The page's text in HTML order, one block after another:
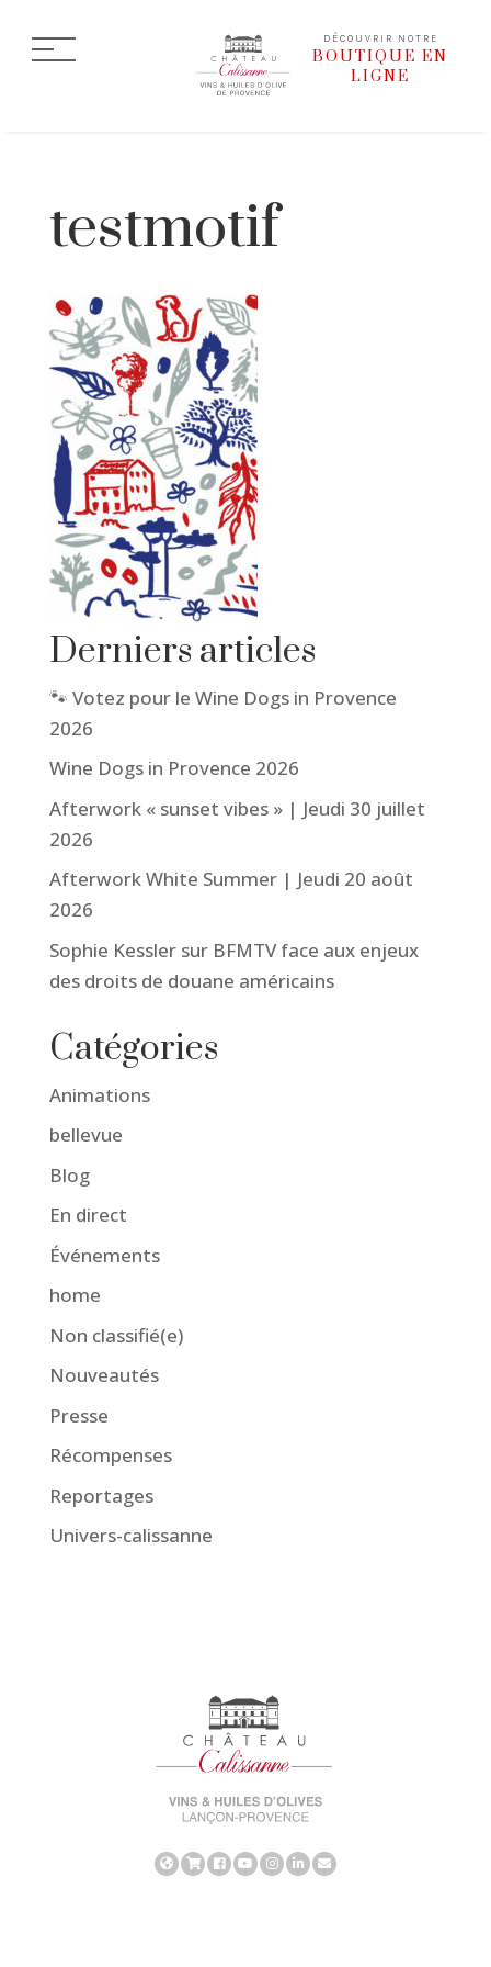
DÉCOUVRIR NOTRE
BOUTIQUE EN
LIGNE
testmotif
Derniers articles
🐾 Votez pour le Wine Dogs in Provence
2026
Wine Dogs in Provence 2026
Afterwork « sunset vibes » | Jeudi 30 juillet
2026
Afterwork White Summer | Jeudi 20 août
2026
Sophie Kessler sur BFMTV face aux enjeux
des droits de douane américains
Catégories
Animations
bellevue
Blog
En direct
Événements
home
Non classifié(e)
Nouveautés
Presse
Récompenses
Reportages
Univers-calissanne